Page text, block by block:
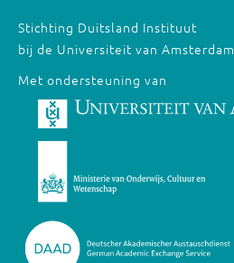
Stichting Duitsland Instituut
bij de Universiteit van Amsterdam
Met ondersteuning van